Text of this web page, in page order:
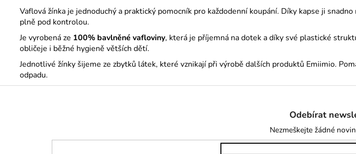
Vaflová žínka je jednoduchý a praktický pomocník pro každodenní koupání. Díky kapse ji
plně pod kontrolou.
Je vyrobená ze 100% bavlněné vafloviny, která je příjemná na dotek a díky své plastické
obličeje i běžné hygieně větších dětí.
Jednotlivé žínky šijeme ze zbytků látek, které vznikají při výrobě dalších produktů Emiimio.
odpadu.
Odebírat
Nezmeškejte žádné